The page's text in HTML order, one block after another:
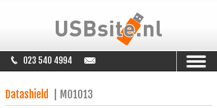
023 540 4994
Datashield | MO1013